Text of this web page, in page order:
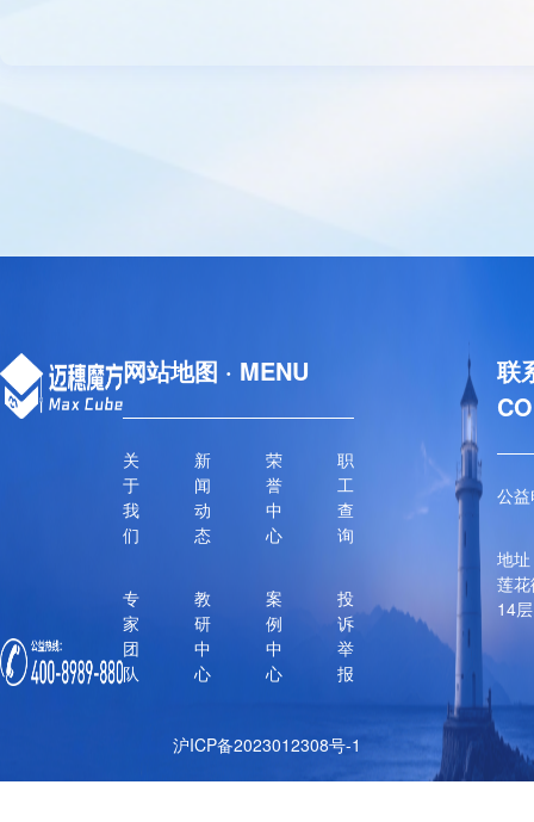
网站地图 · MENU
关
于
我
们
新
闻
动
态
荣
誉
中
心
职
工
查
询
专
家
团
队
教
研
中
心
案
例
中
心
投
诉
举
报
联
公
地
莲
14层
沪ICP备2023012308号-1